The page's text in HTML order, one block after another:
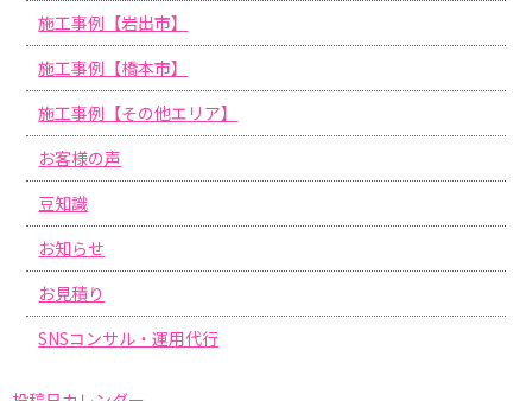
施工事例【岩出市】
施工事例【橋本市】
施工事例【その他エリア】
お客様の声
豆知識
お知らせ
お見積り
SNSコンサル・運用代行